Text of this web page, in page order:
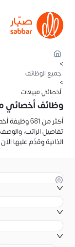
>
جميع الوظائف
>
أخصائي مبيعات
وظائف أخصائي
أكثر من
تفاصيل الراتب،
الذاتية وقدّم عليها الآن